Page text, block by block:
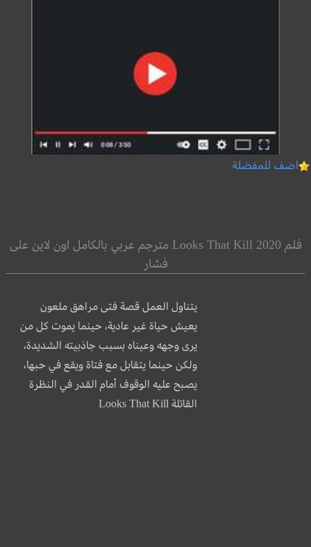
اضف للمفضلة
فلم Looks That Kill 2020 مترجم عربي بالكامل اون لاين على
فشار
يتناول العمل قصة فتى مراهق ملعون
يعيش حياة غير عادية، حينما يموت كل من
يرى وجهه وعيناه بسبب جاذبيته الشديدة،
ولكن حينما يتقابل مع فتاة ويقع في حبها،
يصبح عليه الوقوف أمام القدر في النظرة
القاتلة Looks That Kill